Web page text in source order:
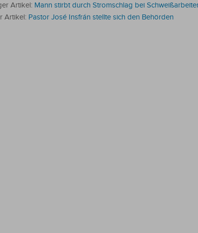
Artikel: Mann stirbt durch Stromschlag bei
Artikel: Pastor José Insfrán stellte sich den Behörden